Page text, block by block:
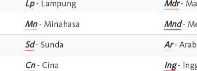
Lp- Lampung Mdr-
Mn- Minahasa Mnd-
Sd- Sunda Ar- Arab
Cn- Cina Ing-